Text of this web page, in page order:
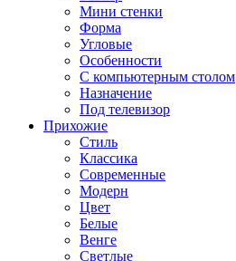
Мини стенки
Форма
Угловые
Особенности
С компьютерным столом
Назначение
Под телевизор
Прихожие
Стиль
Классика
Современные
Модерн
Цвет
Белые
Венге
Светлые